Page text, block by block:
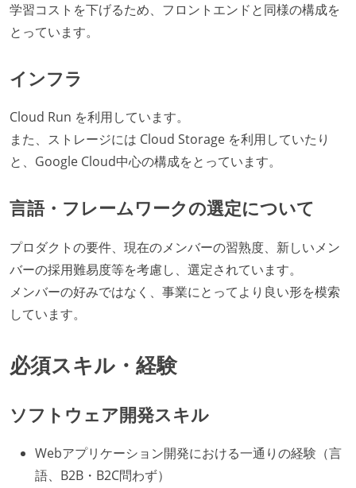
学習コストを下げるため、フロントエンドと同様の構成を
とっています。
インフラ
Cloud Run を利用しています。
また、ストレージには Cloud Storage を利用していたり
と、Google Cloud中心の構成をとっています。
言語・フレームワークの選定について
プロダクトの要件、現在のメンバーの習熟度、新しいメン
バーの採用難易度等を考慮し、選定されています。
メンバーの好みではなく、事業にとってより良い形を模索
しています。
必須スキル・経験
ソフトウェア開発スキル
Webアプリケーション開発における一通りの経験（言
語、B2B・B2C問わず）